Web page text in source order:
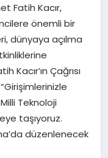
Fatih Kacır,
önemli bir
dünyaya açılma
Çağrısı
Teknoloji
taşıyoruz.
düzenlenecek